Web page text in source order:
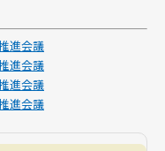
進会議
進会議
進会議
進会議